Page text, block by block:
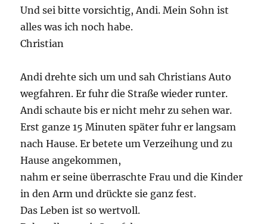
Und sei bitte vorsichtig, Andi. Mein Sohn ist
alles was ich noch habe.
Christian
Andi drehte sich um und sah Christians Auto
wegfahren. Er fuhr die Straße wieder runter.
Andi schaute bis er nicht mehr zu sehen war.
Erst ganze 15 Minuten später fuhr er langsam
nach Hause. Er betete um Verzeihung und zu
Hause angekommen,
nahm er seine überraschte Frau und die Kinder
in den Arm und drückte sie ganz fest.
Das Leben ist so wertvoll.